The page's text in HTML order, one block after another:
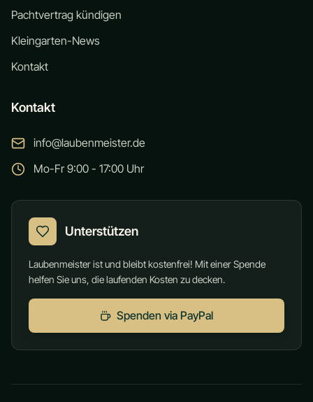
Pachtvertrag kündigen
Kleingarten-News
Kontakt
Kontakt
info@laubenmeister.de
Mo-Fr 9:00 - 17:00 Uhr
Unterstützen
Laubenmeister ist und bleibt kostenfrei! Mit einer Spende
helfen Sie uns, die laufenden Kosten zu decken.
Spenden via PayPal